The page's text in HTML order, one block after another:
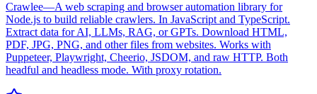
Crawlee—A web scraping and browser automation library for
Node.js to build reliable crawlers. In JavaScript and TypeScript.
Extract data for AI, LLMs, RAG, or GPTs. Download HTML,
PDF, JPG, PNG, and other files from websites. Works with
Puppeteer, Playwright, Cheerio, JSDOM, and raw HTTP. Both
headful and headless mode. With proxy rotation.